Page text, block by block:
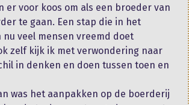
er voor koos om als een broeder van
te gaan. Een stap die in het
nu veel mensen vreemd doet
zelf kijk ik met verwondering naar
in denken en doen tussen toen en
was het aanpakken op de boerderij